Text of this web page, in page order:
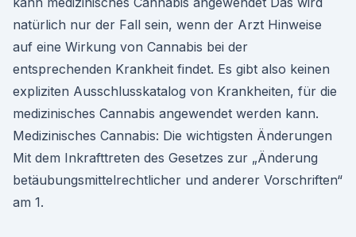
natürlich nur der Fall sein, wenn der Arzt Hinweise
auf eine Wirkung von Cannabis bei der
entsprechenden Krankheit findet. Es gibt also keinen
expliziten Ausschlusskatalog von Krankheiten, für die
medizinisches Cannabis angewendet werden kann.
Medizinisches Cannabis: Die wichtigsten Änderungen
Mit dem Inkrafttreten des Gesetzes zur „Änderung
betäubungsmittelrechtlicher und anderer Vorschriften“
am 1.